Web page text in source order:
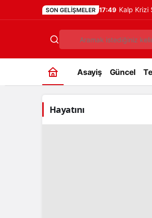
SON GELIŞMELER 17:49 Kalp Krizi
Asayiş Güncel
Hayatını